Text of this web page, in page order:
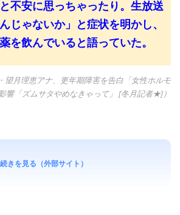
不安に思っちゃったり。生放送
じゃないか」と症状を明かし、
を飲んでいると語っていた。
望月理恵アナ、更年期障害を告白「女性ホルモ
「ズムサタやめなきゃって」 [冬月記者★]）
続きを見る（外部サイト）